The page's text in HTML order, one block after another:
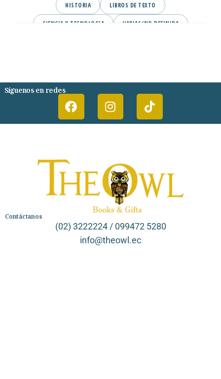
HISTORIA LIBROS DE TEXTO
CIENCIA Y TECNOLOGIA VARIAS/NO DEFINIDA
Síguenos en redes
Contáctanos
(02) 3222224 / 099472 5280
info@theowl.ec